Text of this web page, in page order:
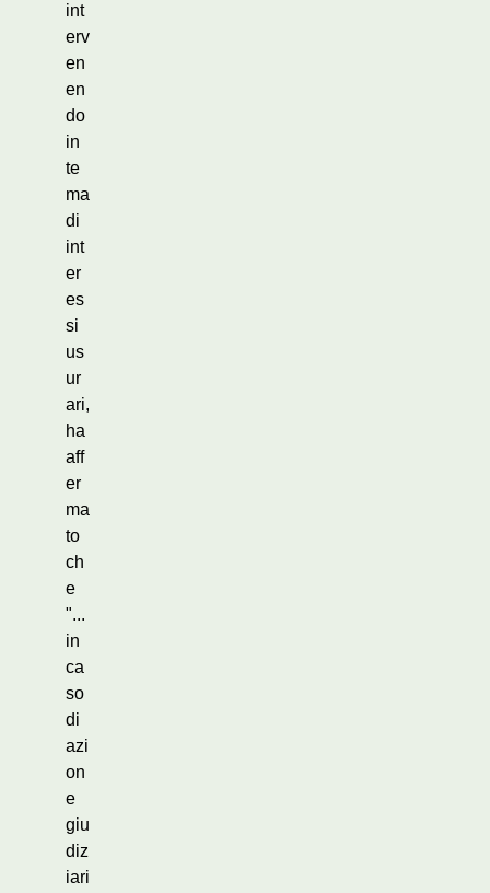
int
erv
en
en
do
in
te
ma
di
int
er
es
si
us
ur
ari,
ha
aff
er
ma
to
ch
e
"...
in
ca
so
di
azi
on
e
giu
diz
iari